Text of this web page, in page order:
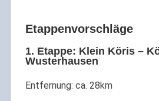
Etappenvorschläge
1. Etappe: Klein Köris –
Wusterhausen
Entfernung: ca. 28km